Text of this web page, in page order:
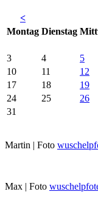
<
Montag Dienstag Mi
3
4 5
10
11 12
17
18 19
24
25 26
31
Martin | Foto
Max | Foto